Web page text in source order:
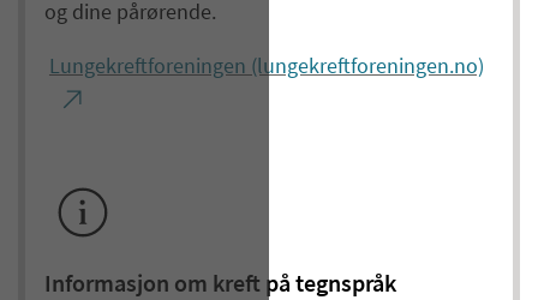
og dine pårørende.
Lungekreftforeningen (lungekreftforeningen.no)
Informasjon om kreft på tegnspråk